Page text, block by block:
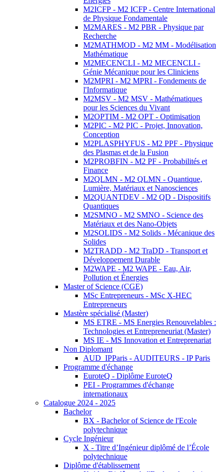
M2ICFP - M2 ICFP - Centre International
de Physique Fondamentale
M2MARES - M2 PBR - Physique par
Recherche
M2MATHMOD - M2 MM - Modélisation
Mathématique
M2MECENCLI - M2 MECENCLI -
Génie Mécanique pour les Cliniciens
M2MPRI - M2 MPRI - Fondements de
l'Informatique
M2MSV - M2 MSV - Mathématiques
pour les Sciences du Vivant
M2OPTIM - M2 OPT - Optimisation
M2PIC - M2 PIC - Projet, Innovation,
Conception
M2PLASPHYFUS - M2 PPF - Physique
des Plasmas et de la Fusion
M2PROBFIN - M2 PF - Probabilités et
Finance
M2QLMN - M2 QLMN - Quantique,
Lumière, Matériaux et Nanosciences
M2QUANTDEV - M2 QD - Dispositifs
Quantiques
M2SMNO - M2 SMNO - Science des
Matériaux et des Nano-Objets
M2SOLIDS - M2 Solids - Mécanique des
Solides
M2TRADD - M2 TraDD - Transport et
Développement Durable
M2WAPE - M2 WAPE - Eau, Air,
Pollution et Énergies
Master of Science (CGE)
MSc Entrepreneurs - MSc X-HEC
Entrepreneurs
Mastère spécialisé (Master)
MS ETRE - MS Energies Renouvelables :
Technologies et Entrepreneuriat (Master)
MS IE - MS Innovation et Entreprenariat
Non Diplomant
AUD_IPParis - AUDITEURS - IP Paris
Programme d'échange
EuroteQ - Diplôme EuroteQ
PEI - Programmes d'échange
internationaux
Catalogue 2024 - 2025
Bachelor
BX - Bachelor of Science de l'Ecole
polytechnique
Cycle Ingénieur
X - Titre d’Ingénieur diplômé de l’École
polytechnique
Diplôme d'établissement